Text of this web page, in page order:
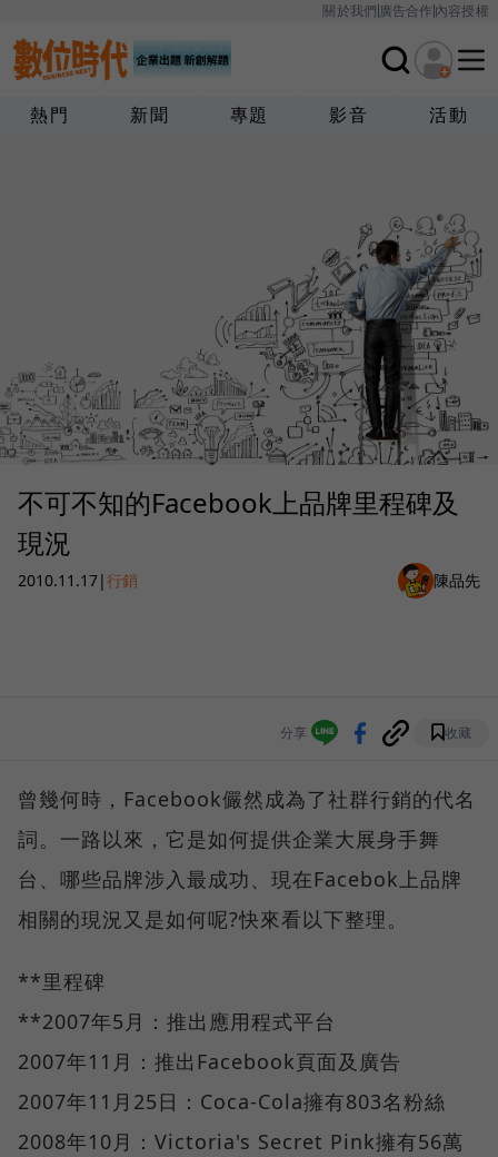
關於我們廣告合作內容授權
熱門 新聞 專題 影音 活動
不可不知的Facebook上品牌里程碑及
現況
2010.11.17|行銷 陳品先
分享 收藏
曾幾何時，Facebook儼然成為了社群行銷的代名
詞。一路以來，它是如何提供企業大展身手舞
台、哪些品牌涉入最成功、現在Facebok上品牌
相關的現況又是如何呢?快來看以下整理。
**里程碑
**2007年5月：推出應用程式平台
2007年11月：推出Facebook頁面及廣告
2007年11月25日：Coca-Cola擁有803名粉絲
2008年10月：Victoria's Secret Pink擁有56萬